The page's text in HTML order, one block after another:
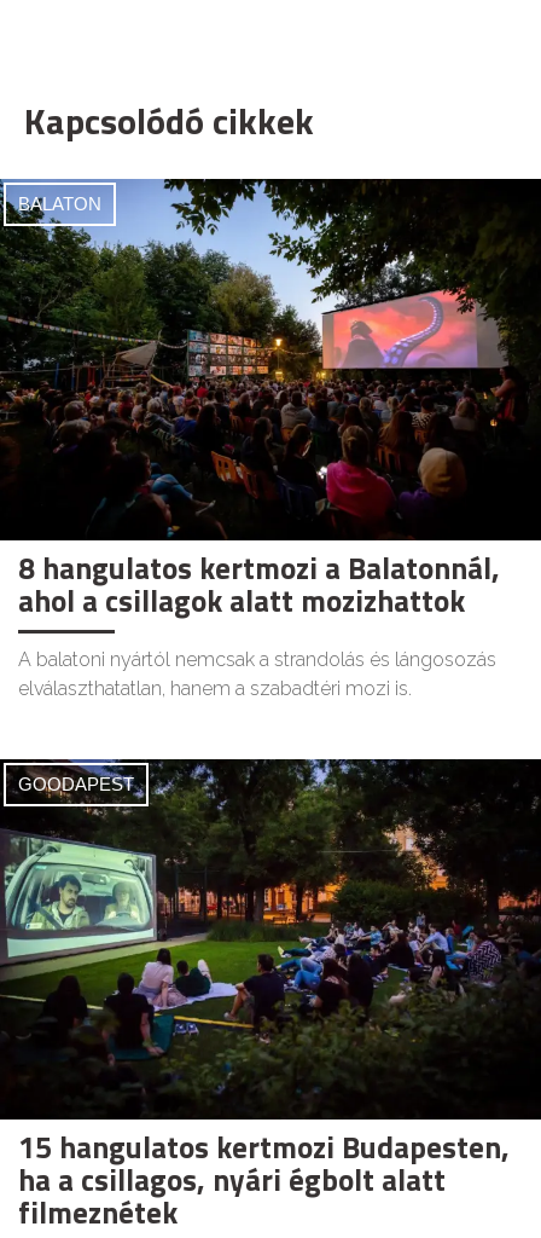
Kapcsolódó cikkek
BALATON
8 hangulatos kertmozi a Balatonnál,
ahol a csillagok alatt mozizhattok
A balatoni nyártól nemcsak a strandolás és lángosozás
elválaszthatatlan, hanem a szabadtéri mozi is.
GOODAPEST
15 hangulatos kertmozi Budapesten,
ha a csillagos, nyári égbolt alatt
filmeznétek